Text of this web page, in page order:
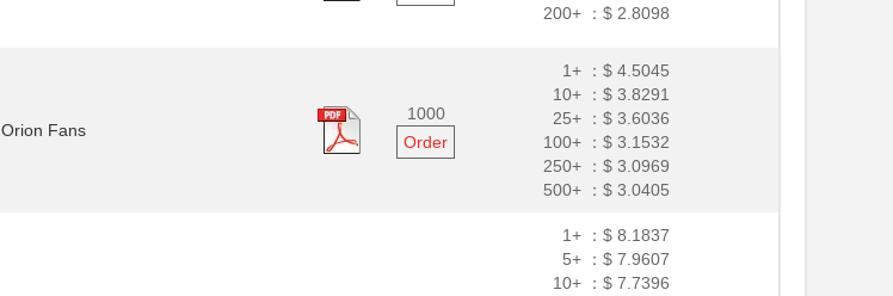
200+ ：$ 2.8098
Orion Fans
1000
Order
1+ ：$ 4.5045
10+ ：$ 3.8291
25+ ：$ 3.6036
100+ ：$ 3.1532
250+ ：$ 3.0969
500+ ：$ 3.0405
1+ ：$ 8.1837
5+ ：$ 7.9607
10+ ：$ 7.7396